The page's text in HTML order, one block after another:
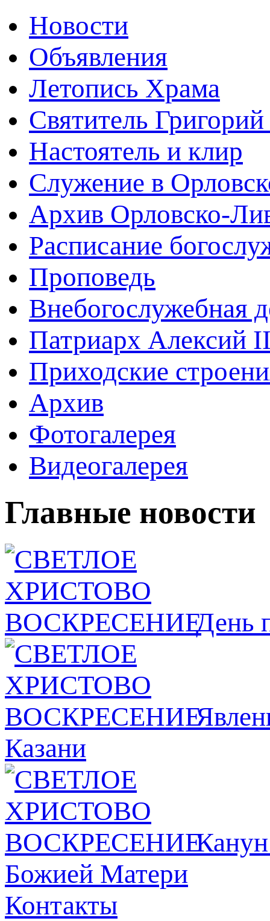
Новости
Объявления
Летопись Храма
Святитель
Настоятель и клир
Служение в
Архив Орловско-
Расписание
Проповедь
Внебогослужебная
Патриарх Алексий
Приходские
Архив
Фотогалерея
Видеогалерея
Главные новости
День
Казани
Божией Матери
Контакты